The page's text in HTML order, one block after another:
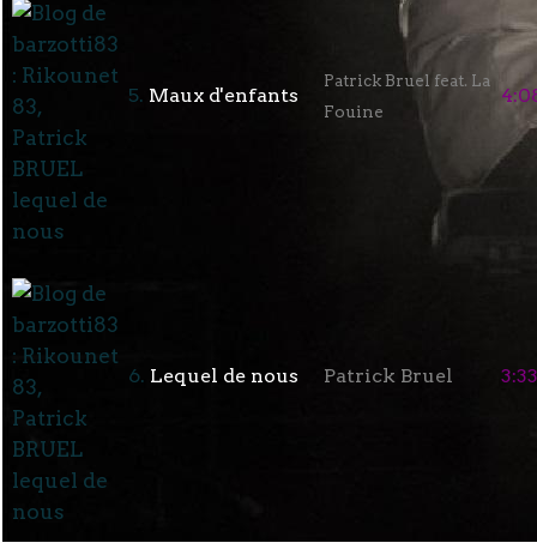
5. Maux d'enfants
Patrick Bruel feat. La
Fouine
6. Lequel de nous Patrick Bruel 3:33